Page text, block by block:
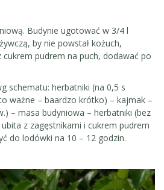
Budynie ugotować w 3/4 l
by nie powstał kożuch,
cukrem pudrem na puch, dodawać po
schematu: herbatniki (na 0,5 s
ważne – baardzo krótko) – kajmak –
– masa budyniowa – herbatniki (bez
z zagęstnikami i cukrem pudrem
do lodówki na 10 – 12 godzin.